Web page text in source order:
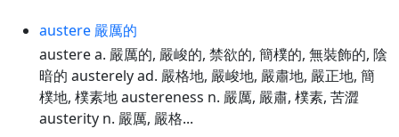
austere 嚴厲的
austere a. 嚴厲的, 嚴峻的, 禁欲的, 簡樸的, 無裝飾的, 陰
暗的 austerely ad. 嚴格地, 嚴峻地, 嚴肅地, 嚴正地, 簡
樸地, 樸素地 austereness n. 嚴厲, 嚴肅, 樸素, 苦澀
austerity n. 嚴厲, 嚴格...